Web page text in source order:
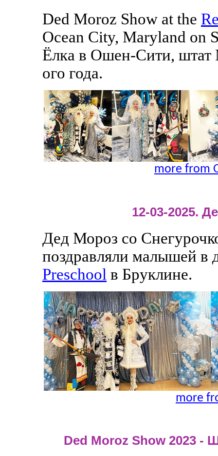
Ded Moroz Show at the
Ocean City, Maryland on
Ёлка в Ошен-Сити, штат
ого года.
more from
12-03-2025.
Дед Мороз со
поздравляли малышей в
Preschool в Бруклине.
more
Ded Moroz Show 2023 -